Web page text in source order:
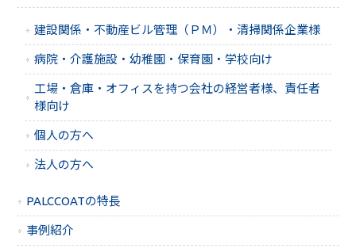
建設関係・不動産ビル管理（ＰＭ）・清掃関係企業様
病院・介護施設・幼稚園・保育園・学校向け
工場・倉庫・オフィスを持つ会社の経営者様、責任者
様向け
個人の方へ
法人の方へ
PALCCOATの特長
事例紹介